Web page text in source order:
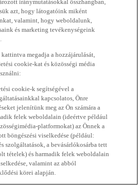
iránymutatásokkal összhangban,
azt, hogy látogatóink miként
valamint, hogy weboldalunk,
és marketing tevékenységeink
megadja a hozzájárulását,
cookie-kat és közösségi média
cookie-k segítségével a
kapcsolatos, Önre
jelenítünk meg az Ön számára a
felek weboldalain (ideértve például
platformokat) az Önnek a
böngészési viselkedése (például:
szolgáltatások, a bevásárlókosárba tett
tételek) és harmadik felek weboldalain
valamint az abból
körei alapján.